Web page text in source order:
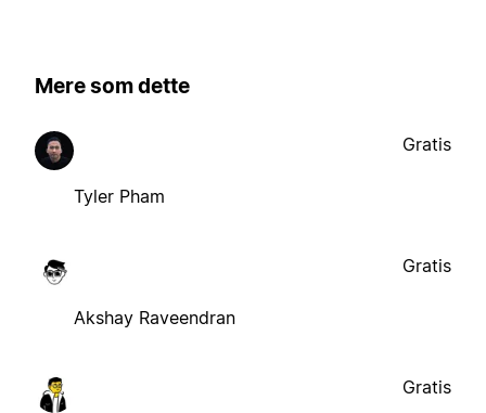
Mere som dette
Tyler Pham
Gratis
Akshay Raveendran
Gratis
Gratis